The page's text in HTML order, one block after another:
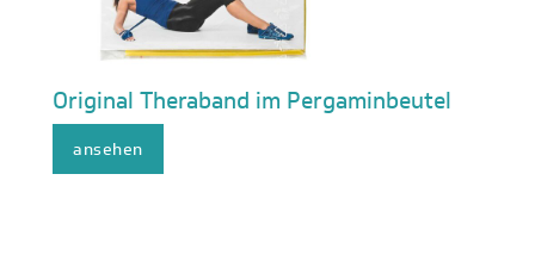
Original Theraband im Pergaminbeutel
ansehen